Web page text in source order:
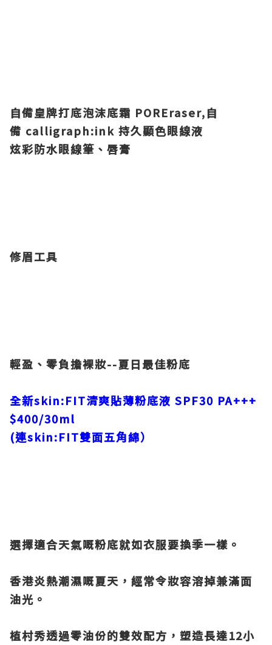
自備皇牌打底泡沫底霜 POREraser,自
備 calligraph:ink 持久顯色眼線液
炫彩防水眼線筆、唇膏
修眉工具
輕盈、零負擔裸妝--夏日最佳粉底
全新skin:FIT清爽貼薄粉底液 SPF30 PA+++
$400/30ml
(連skin:FIT雙面五角綿）
選擇適合天氣嘅粉底就如衣服要換季一樣。
香港炎熱潮濕嘅夏天， 經常令妝容溶掉兼滿面
油光。
植村秀透過零油份的雙效配方，塑造長達12小